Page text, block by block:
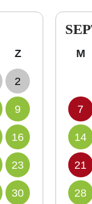
Z
2
9
16
23
30
M
7
14
21
28